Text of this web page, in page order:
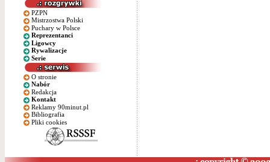
PZPN
Mistrzostwa Polski
Puchary w Polsce
Reprezentanci
Ligowcy
Rywalizacje
Serie
O stronie
Nabór
Redakcja
Kontakt
Reklamy 90minut.pl
Bibliografia
Pliki cookies